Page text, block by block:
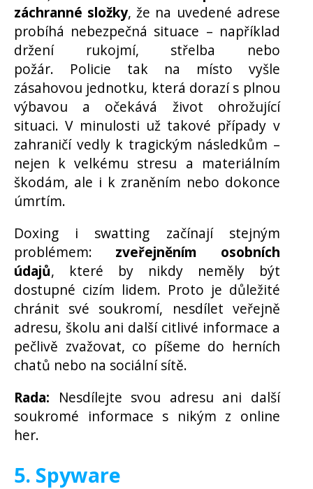
záchranné složky, že na uvedené adrese
probíhá nebezpečná situace – například
držení rukojmí, střelba nebo
požár. Policie tak na místo vyšle
zásahovou jednotku, která dorazí s plnou
výbavou a očekává život ohrožující
situaci. V minulosti už takové případy v
zahraničí vedly k tragickým následkům –
nejen k velkému stresu a materiálním
škodám, ale i k zraněním nebo dokonce
úmrtím.
Doxing i swatting začínají stejným
problémem: zveřejněním osobních
údajů, které by nikdy neměly být
dostupné cizím lidem. Proto je důležité
chránit své soukromí, nesdílet veřejně
adresu, školu ani další citlivé informace a
pečlivě zvažovat, co píšeme do herních
chatů nebo na sociální sítě.
Rada: Nesdílejte svou adresu ani další
soukromé informace s nikým z online
her.
5. Spyware